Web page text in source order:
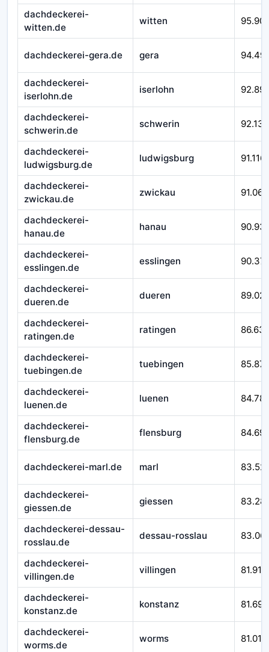
dachdeckerei-
witten.de
witten
dachdeckerei-gera.de gera
dachdeckerei-
iserlohn.de
iserlohn
dachdeckerei-
schwerin.de
schwerin 92.138
dachdeckerei-
ludwigsburg.de
ludwigsburg 91.116
dachdeckerei-
zwickau.de
zwickau 91.066
dachdeckerei-
hanau.de
hanau
dachdeckerei-
esslingen.de
esslingen
dachdeckerei-
dueren.de
dueren
dachdeckerei-
ratingen.de
ratingen
dachdeckerei-
tuebingen.de
tuebingen 85.871
dachdeckerei-
luenen.de
luenen
dachdeckerei-
flensburg.de
flensburg
dachdeckerei-marl.de marl
dachdeckerei-
giessen.de
giessen
dachdeckerei-dessau-
rosslau.de
dessau-rosslau 83.061
dachdeckerei-
villingen.de
villingen 81.916
dachdeckerei-
konstanz.de
konstanz 81.692
dachdeckerei-
worms.de
worms 81.010